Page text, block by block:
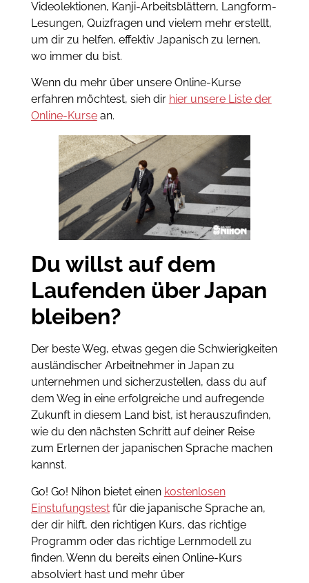
Videolektionen, Kanji-Arbeitsblättern, Langform-
Lesungen, Quizfragen und vielem mehr erstellt,
um dir zu helfen, effektiv Japanisch zu lernen,
wo immer du bist.
Wenn du mehr über unsere Online-Kurse
erfahren möchtest, sieh dir hier unsere Liste der
Online-Kursean.
Du willst auf dem
Laufenden über Japan
bleiben?
Der beste Weg, etwas gegen die Schwierigkeiten
ausländischer Arbeitnehmer in Japan zu
unternehmen und sicherzustellen, dass du auf
dem Weg in eine erfolgreiche und aufregende
Zukunft in diesem Land bist, ist herauszufinden,
wie du den nächsten Schritt auf deiner Reise
zum Erlernen der japanischen Sprache machen
kannst.
Go! Go! Nihon bietet einen kostenlosen
Einstufungstestfür die japanische Sprache an,
der dir hilft, den richtigen Kurs, das richtige
Programm oder das richtige Lernmodell zu
finden. Wenn du bereits einen Online-Kurs
absolviert hast und mehr über